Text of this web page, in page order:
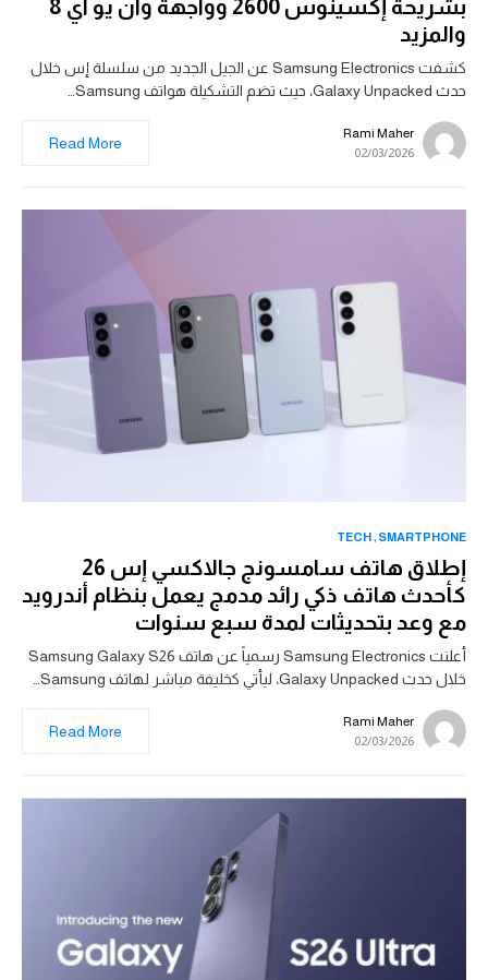
بشريحة إكسينوس 2600 وواجهة وان يو آي 8
والمزيد
كشفت Samsung Electronics عن الجيل الجديد من سلسلة إس خلال
حدث Galaxy Unpacked، حيث تضم التشكيلة هواتف Samsung…
Rami Maher
02/03/2026
Read More
SMARTPHONE
TECH
إطلاق هاتف سامسونج جالاكسي إس 26
كأحدث هاتف ذكي رائد مدمج يعمل بنظام أندرويد
مع وعد بتحديثات لمدة سبع سنوات
أعلنت Samsung Electronics رسمياً عن هاتف Samsung Galaxy S26
خلال حدث Galaxy Unpacked، ليأتي كخليفة مباشر لهاتف Samsung…
Rami Maher
02/03/2026
Read More